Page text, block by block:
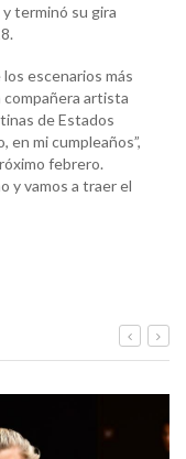
terminó su gira
escenarios más
compañera artista
de Estados
en mi cumpleaños”,
febrero.
y vamos a traer el